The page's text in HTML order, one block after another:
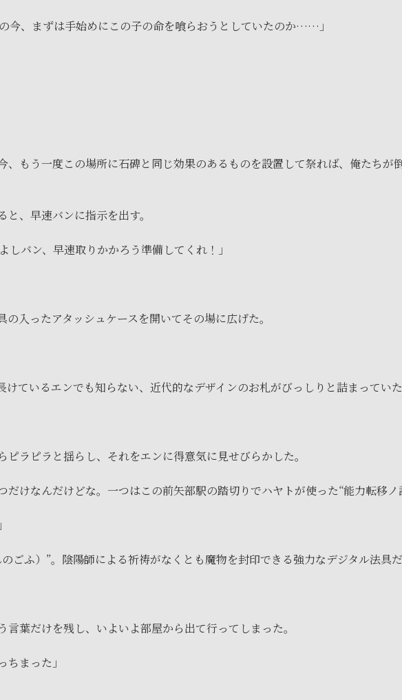
今、まずは手始めにこの子の命を喰らおうとしていたのか……」
、もう一度この場所に石碑と同じ効果のあるものを設置して祭れば、俺たちが
、早速バンに指示を出す。
バン、早速取りかかろう準備してくれ！」
入ったアタッシュケースを開いてその場に広げた。
ているエンでも知らない、近代的なデザインのお札がびっしりと詰まっていた
ラピラと揺らし、それをエンに得意気に見せびらかした。
だけなんだけどな。一つはこの前矢部駅の踏切りでハヤトが使った“能力転移ノ
ごふ）”。陰陽師による祈祷がなくとも魔物を封印できる強力なデジタル法具だ
葉だけを残し、いよいよ部屋から出て行ってしまった。
まった」